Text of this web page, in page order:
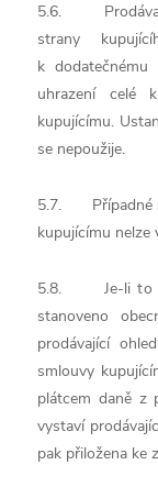
5.6.
strany
k dodatečnému
uhrazení celé
kupujícímu.
se nepoužije.
5.7. Případné
kupujícímu nelze
5.8. Je-li to v
stanoveno
prodávající
smlouvy
plátcem daně z
vystaví
pak přiložena ke